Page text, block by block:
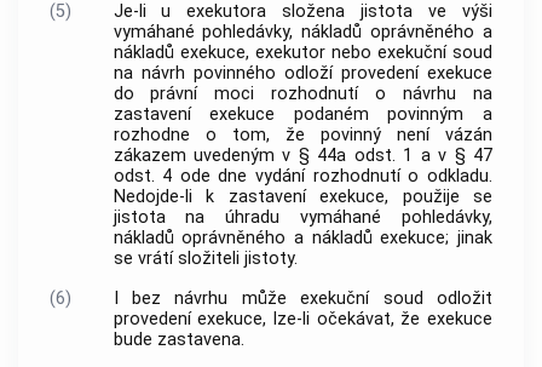
(5)
Je-li u exekutora složena jistota ve výši
vymáhané pohledávky, nákladů oprávněného a
nákladů exekuce, exekutor nebo exekuční soud
na návrh povinného odloží provedení exekuce
do právní moci rozhodnutí o návrhu na
zastavení exekuce podaném povinným a
rozhodne o tom, že povinný není vázán
zákazem uvedeným v § 44a odst. 1 a v § 47
odst. 4 ode dne vydání rozhodnutí o odkladu.
Nedojde-li k zastavení exekuce, použije se
jistota na úhradu vymáhané pohledávky,
nákladů oprávněného a nákladů exekuce; jinak
se vrátí složiteli jistoty.
(6)
I bez návrhu může exekuční soud odložit
provedení exekuce, lze-li očekávat, že exekuce
bude zastavena.